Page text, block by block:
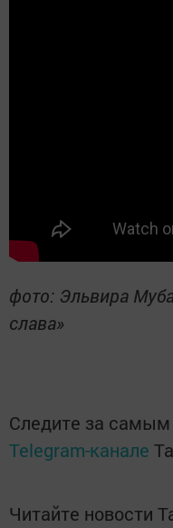
фото: Эльвира
слава»
Следите за
Telegram-канале
Читайте новости